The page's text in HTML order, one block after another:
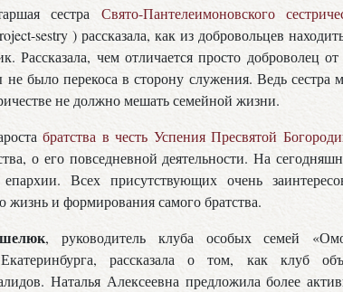
сестра Свято-Пантелеимоновского
sestry ) рассказала, как из добровольцев
Рассказала, чем отличается просто доброволец
не было перекоса в сторону служения. Ведь сестра
не должно мешать семейной жизни.
братства в честь Успения Пресвятой
о его повседневной деятельности. На
Всех присутствующих очень
жизнь и формирования самого братства.
, руководитель клуба особых семей
рассказала о том, как клуб
Наталья Алексеевна предложила более